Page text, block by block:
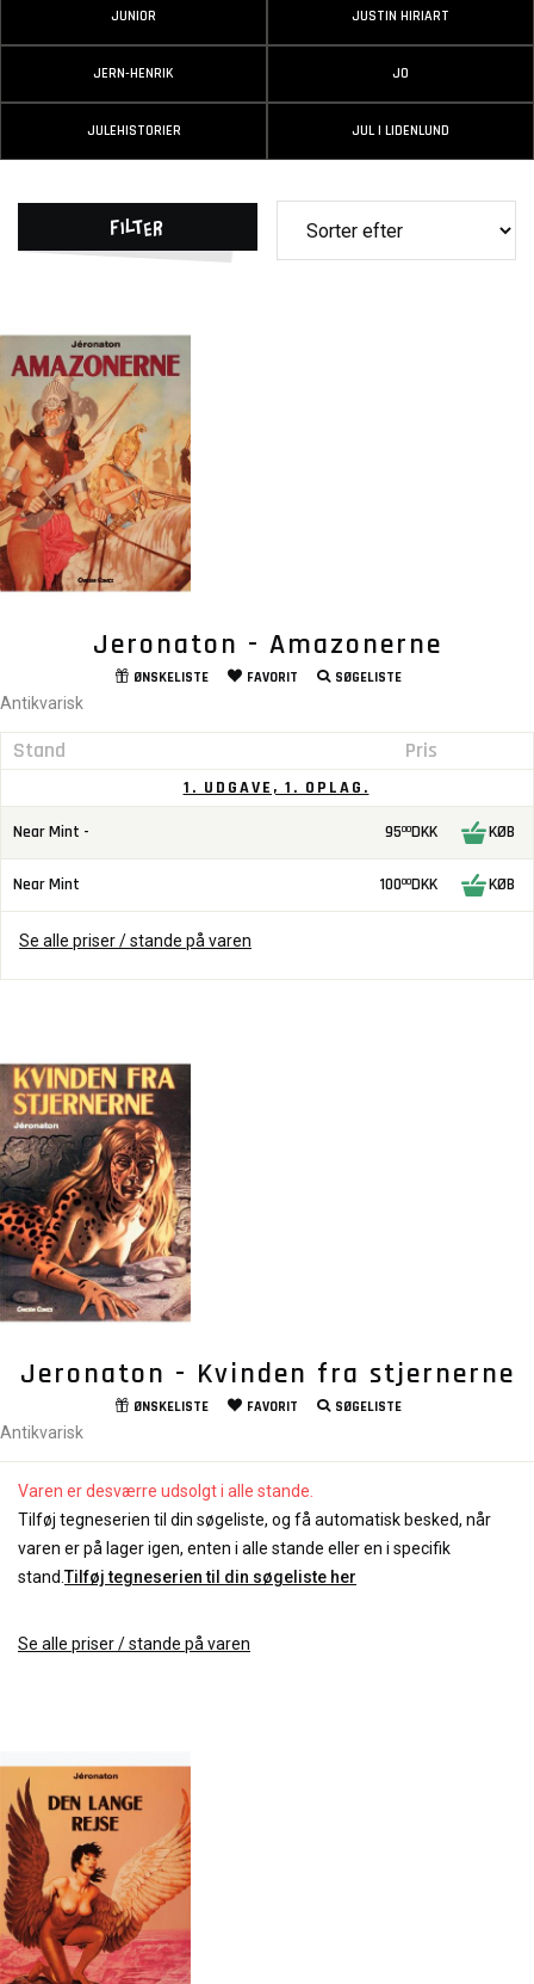
JUNIOR JUSTIN HIRIART
JERN-HENRIK JO
JULEHISTORIER JUL I LIDENLUND
Filter
Jeronaton - Amazonerne
ØNSKELISTE FAVORIT SØGELISTE
Antikvarisk
Stand Pris
1. UDGAVE, 1. OPLAG.
Near Mint - 9500DKK KØB
Near Mint 10000DKK KØB
Se alle priser / stande på varen
Jeronaton - Kvinden fra stjernerne
ØNSKELISTE FAVORIT SØGELISTE
Antikvarisk
Varen er desværre udsolgt i alle stande.
Tilføj tegneserien til din søgeliste, og få automatisk besked, når
varen er på lager igen, enten i alle stande eller en i specifik
stand.Tilføj tegneserien til din søgeliste her
Se alle priser / stande på varen